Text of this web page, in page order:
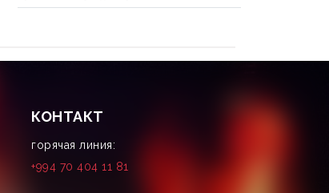
стирки
КОНТАКТ
горячая линия:
+994 70 404 11 81